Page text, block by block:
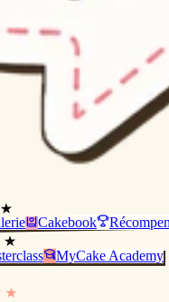
★
Cakebook
★
MyCake Academy
★